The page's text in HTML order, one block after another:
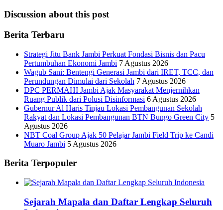
Discussion about this post
Berita Terbaru
Strategi Jitu Bank Jambi Perkuat Fondasi Bisnis dan Pacu
Pertumbuhan Ekonomi Jambi 7 Agustus 2026
Wagub Sani: Bentengi Generasi Jambi dari IRET, TCC, dan
Perundungan Dimulai dari Sekolah 7 Agustus 2026
DPC PERMAHI Jambi Ajak Masyarakat Menjernihkan
Ruang Publik dari Polusi Disinformasi 6 Agustus 2026
Gubernur Al Haris Tinjau Lokasi Pembangunan Sekolah
Rakyat dan Lokasi Pembangunan BTN Bungo Green City 5
Agustus 2026
NBT Coal Group Ajak 50 Pelajar Jambi Field Trip ke Candi
Muaro Jambi 5 Agustus 2026
Berita Terpopuler
Sejarah Mapala dan Daftar Lengkap Seluruh